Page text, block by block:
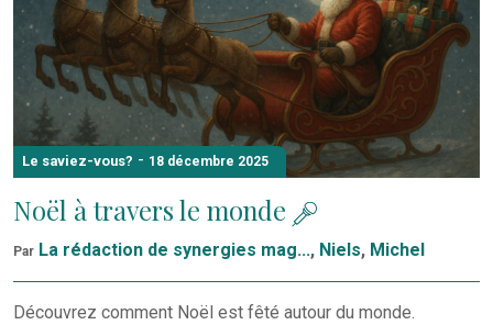
Le saviez-vous? - 18 décembre 2025
Noël à travers le monde
Par La rédaction de synergies mag..., Niels, Michel
Découvrez comment Noël est fêté autour du monde.